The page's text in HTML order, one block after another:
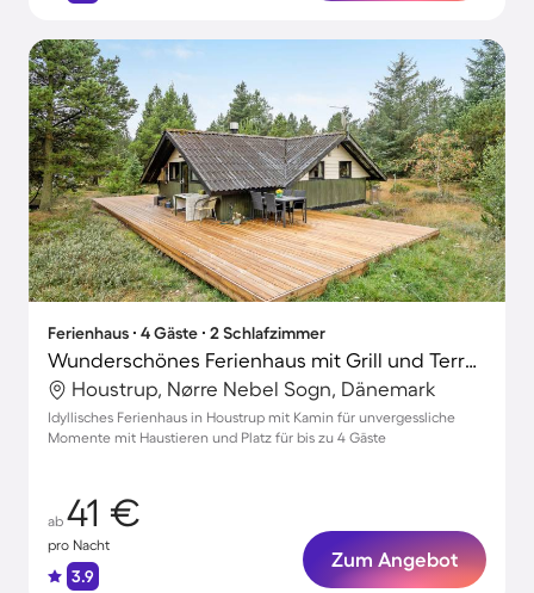
Ferienhaus ∙ 4 Gäste ∙ 2 Schlafzimmer
Wunderschönes Ferienhaus mit Grill und Terrasse | Hunde erlaubt
Houstrup, Nørre Nebel Sogn, Dänemark
Idyllisches Ferienhaus in Houstrup mit Kamin für unvergessliche
Momente mit Haustieren und Platz für bis zu 4 Gäste
ab 41 €
pro Nacht
3.9
Zum Angebot